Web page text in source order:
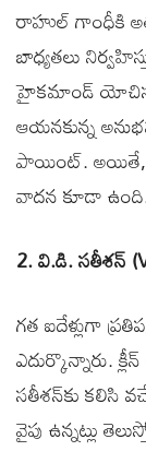
రాహుల్ గాంధీకి
బాధ్యతలు
హైకమాండ్
ఆయనకున్న
పాయింట్. అయితే,
వాదన కూడా
2. వి.డి. సతీశన్
గత ఐదేళ్లుగా
ఎదుర్కొన్నారు.
సతీశన్‌కు కలిసి
వైపు ఉన్నట్లు